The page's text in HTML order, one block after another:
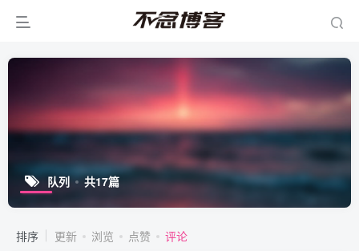
队列 共17篇
排序 更新 浏览 点赞 评论